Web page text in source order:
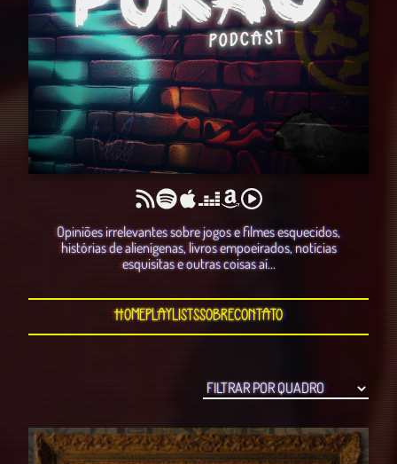
Opiniões irrelevantes sobre jogos e filmes esquecidos,
histórias de alienígenas, livros empoeirados, notícias
esquisitas e outras coisas aí...
HomePlaylistsSobreContato